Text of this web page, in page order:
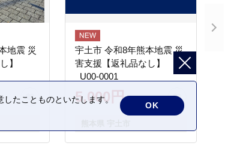
地震 災
】
宇土市 令和8年熊本地震 災
害支援【返礼品なし】
_U00-0001
5,000円
たことものといたします。
OK